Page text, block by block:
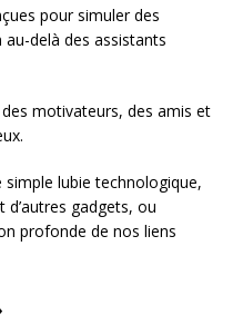
pour simuler des
delà des assistants
motivateurs, des amis et
lubie technologique,
gadgets, ou
profonde de nos liens